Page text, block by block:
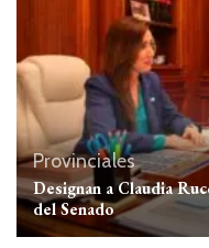
Provinciales
Designan a Claudia
del Senado